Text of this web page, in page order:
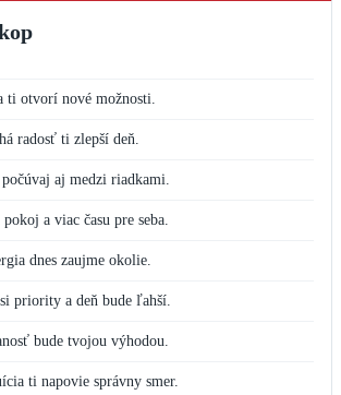
ti otvorí nové možnosti.
radosť ti zlepší deň.
počúvaj aj medzi riadkami.
a viac času pre seba.
dnes zaujme okolie.
priority a deň bude ľahší.
bude tvojou výhodou.
ti napovie správny smer.